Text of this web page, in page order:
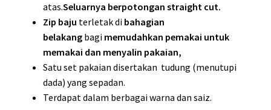
atas.Seluarnya berpotongan straight cut.
Zip baju terletak di bahagian
belakangbagi memudahkan pemakai untuk
memakai dan menyalin pakaian,
Satu set pakaian disertakan tudung (menutupi
dada) yang sepadan.
Terdapat dalam berbagai warna dan saiz.